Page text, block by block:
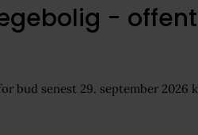
-
bud senest 29. september 2026